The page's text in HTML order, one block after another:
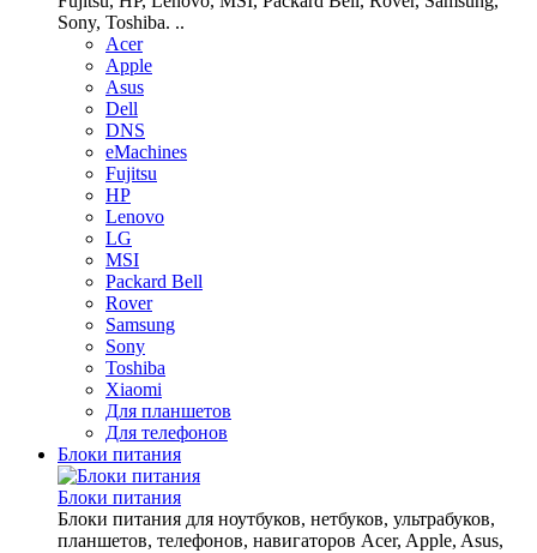
Sony, Toshiba. ..
Acer
Apple
Asus
Dell
DNS
eMachines
Fujitsu
HP
Lenovo
LG
MSI
Packard Bell
Rover
Samsung
Sony
Toshiba
Xiaomi
Для планшетов
Для телефонов
Блоки питания
Блоки питания
Блоки питания для ноутбуков, нетбуков, ультрабуков,
планшетов, телефонов, навигаторов Acer, Apple, Asus,